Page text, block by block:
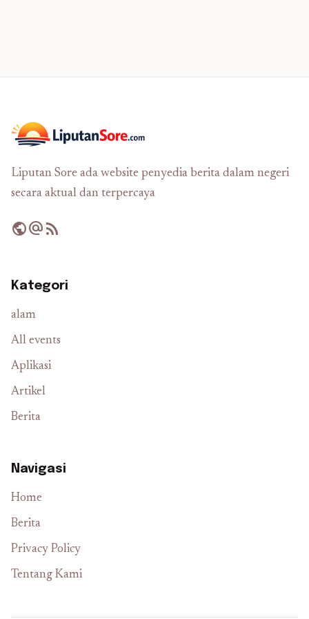
Liputan Sore ada website penyedia berita dalam negeri
secara aktual dan terpercaya
publicalternate_emailrss_feed
Kategori
alam
All events
Aplikasi
Artikel
Berita
Navigasi
Home
Berita
Privacy Policy
Tentang Kami